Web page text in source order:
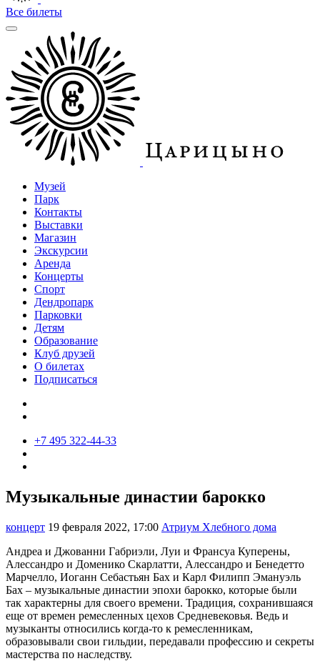
Все билеты
Музей
Парк
Контакты
Выставки
Магазин
Экскурсии
Аренда
Концерты
Спорт
Дендропарк
Парковки
Детям
Образование
Клуб друзей
О билетах
Подписаться
+7 495 322-44-33
Музыкальные династии барокко
концерт 19 февраля 2022, 17:00 Атриум Хлебного дома
Андреа и Джованни Габриэли, Луи и Франсуа Куперены,
Алессандро и Доменико Скарлатти, Алессандро и Бенедетто
Марчелло, Иоганн Себастьян Бах и Карл Филипп Эмануэль
Бах – музыкальные династии эпохи барокко, которые были
так характерны для своего времени. Традиция, сохранившаяся
еще от времен ремесленных цехов Средневековья. Ведь и
музыканты относились когда-то к ремесленникам,
образовывали свои гильдии, передавали профессию и секреты
мастерства по наследству.